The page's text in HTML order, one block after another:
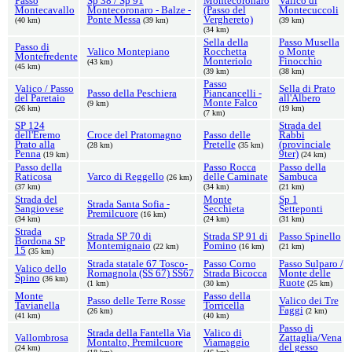
Montecavallo
(40 km)
Montecoronaro - Balze -
Ponte Messa (39 km)
(Passo del
Verghereto)
(34 km)
Montecuccoli
(39 km)
Passo di
Montefredente
(45 km)
Valico Montepiano
(43 km)
Sella della
Rocchetta
Monteriolo
(39 km)
Passo Musella
o Monte
Finocchio
(38 km)
Valico / Passo
del Paretaio
(26 km)
Passo della Peschiera
(9 km)
Passo
Piancancelli -
Monte Falco
(7 km)
Sella di Prato
all'Albero
(19 km)
SP 124
dell'Eremo
Prato alla
Penna (19 km)
Croce del Pratomagno
(28 km)
Passo delle
Pretelle (35 km)
Strada del
Rabbi
(provinciale
9ter) (24 km)
Passo della
Raticosa
(37 km)
Varco di Reggello (26 km)
Passo Rocca
delle Caminate
(34 km)
Passo della
Sambuca
(21 km)
Strada del
Sangiovese
(34 km)
Strada Santa Sofia -
Premilcuore (16 km)
Monte
Secchieta
(24 km)
Sp 1
Setteponti
(31 km)
Strada
Bordona SP
15 (35 km)
Strada SP 70 di
Montemignaio (22 km)
Strada SP 91 di
Pomino (16 km)
Passo Spinello
(21 km)
Valico dello
Spino (36 km)
Strada statale 67 Tosco-
Romagnola (SS 67) SS67
(1 km)
Passo Corno
Strada Bicocca
(30 km)
Passo Sulparo /
Monte delle
Ruote (25 km)
Monte
Tavianella
(41 km)
Passo delle Terre Rosse
(26 km)
Passo della
Torricella
(40 km)
Valico dei Tre
Faggi (2 km)
Vallombrosa
(24 km)
Strada della Fantella Via
Montalto, Premilcuore
Valico di
Viamaggio
Passo di
Zattaglia/Vena
del gesso